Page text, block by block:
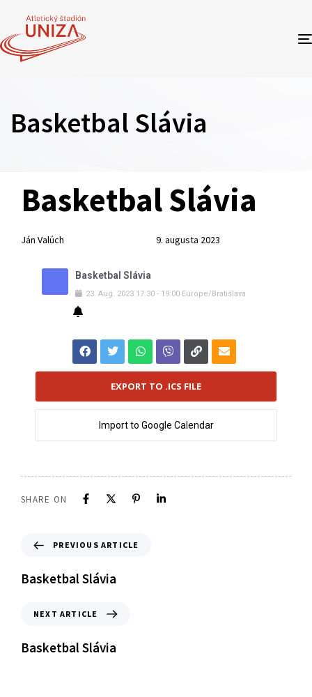
Basketbal Slávia
IN:
Basketbal Slávia
Ján Valúch
on:
9. augusta 2023
Basketbal Slávia
23. Aug. 2023 17:30 - 19:00 Europe/Bratislava
EXPORT TO .ICS FILE
Import to Google Calendar
SHARE ON
PREVIOUS ARTICLE
Basketbal Slávia
NEXT ARTICLE
Basketbal Slávia